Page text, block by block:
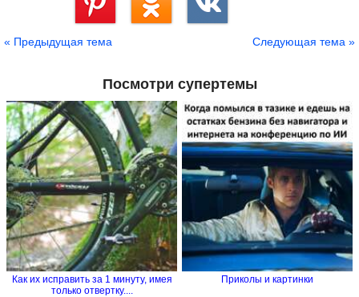
« Предыдущая тема Следующая тема »
Посмотри супертемы
Как их исправить за 1 минуту, имея
только отвертку....
Приколы и картинки